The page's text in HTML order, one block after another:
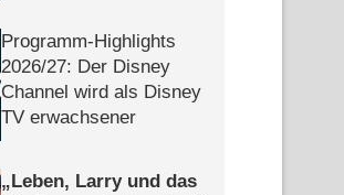
Programm-Highlights
2026/​27: Der Disney
Channel wird als Disney
TV erwachsener
Leben, Larry und das